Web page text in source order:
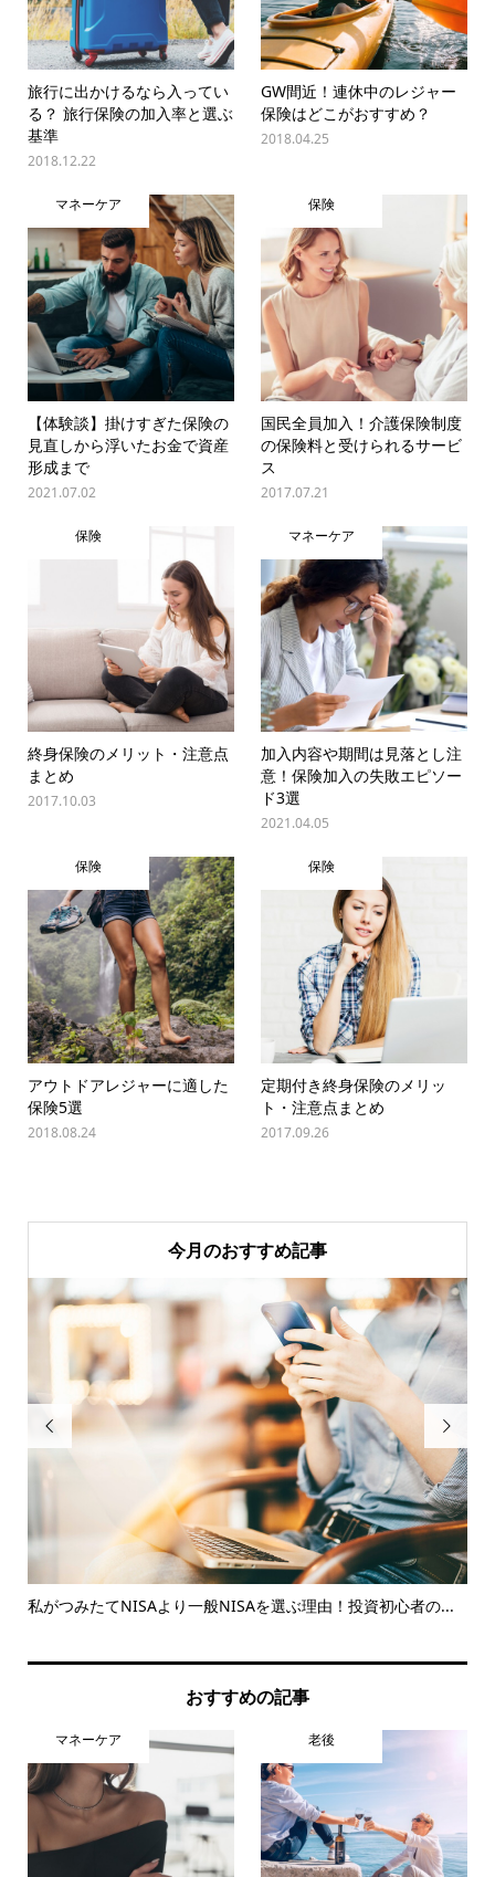
旅行に出かけるなら入ってい
る？ 旅行保険の加入率と選ぶ
基準
2018.12.22
GW間近！連休中のレジャー
保険はどこがおすすめ？
2018.04.25
マネーケア
【体験談】掛けすぎた保険の
見直しから浮いたお金で資産
形成まで
2021.07.02
保険
国民全員加入！介護保険制度
の保険料と受けられるサービ
ス
2017.07.21
保険
終身保険のメリット・注意点
まとめ
2017.10.03
マネーケア
加入内容や期間は見落とし注
意！保険加入の失敗エピソー
ド3選
2021.04.05
保険
アウトドアレジャーに適した
保険5選
2018.08.24
保険
定期付き終身保険のメリッ
ト・注意点まとめ
2017.09.26
今月のおすすめ記事

私がつみたてNISAより一般NISAを選ぶ理由！投資初心者の...

おすすめの記事
マネーケア 老後